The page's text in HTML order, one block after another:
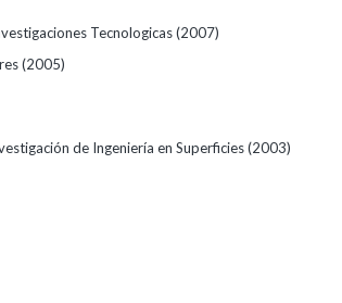
Tecnologicas(2007)
(2005)
de Ingeniería en Superficies(2003)